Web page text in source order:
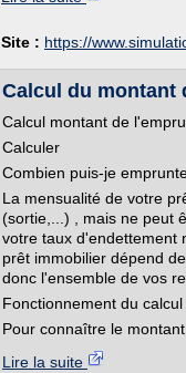
Site : https://
Calcul du montant
Calcul montant de
Calculer
Combien puis-je
La mensualité de votre
(sortie,...) , mais ne peut
votre taux d'endettement
prêt immobilier dépend
donc l'ensemble de vos
Fonctionnement du
Pour connaître le montant
Lire la suite